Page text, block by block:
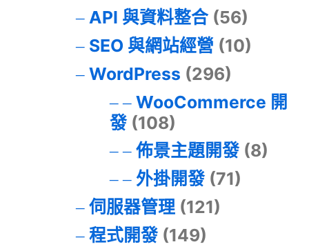
API 與資料整合(56)
SEO 與網站經營 (10)
WordPress (296)
WooCommerce 開
發(108)
佈景主題開發(8)
外掛開發(71)
伺服器管理(121)
程式開發(149)